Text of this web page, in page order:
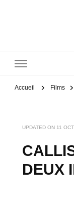
Accueil Films
UPDATED ON 11
DEUX